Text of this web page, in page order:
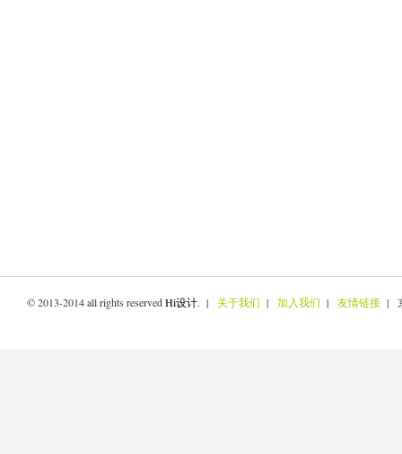
© 2013-2014 all rights reservedHi设计. | 关于我们 | 加入我们 | 友情链接 |